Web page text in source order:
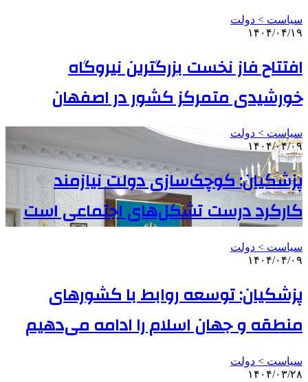
سیاست > دولت
۱۴۰۴/۰۴/۱۹
افتتاح فاز نخست بزرگترین نیروگاه
خورشیدی متمرکز کشور در اصفهان
سیاست > دولت
۱۴۰۴/۰۴/۰۹
پزشکیان: کوچک‌سازی دولت نیازمند
کارکرد درست تشکل‌های اجتماعی است
سیاست > دولت
۱۴۰۴/۰۴/۰۹
پزشکیان: توسعه روابط با کشورهای
منطقه و جهان اسلام را ادامه می‌دهیم
سیاست > دولت
۱۴۰۴/۰۳/۲۸